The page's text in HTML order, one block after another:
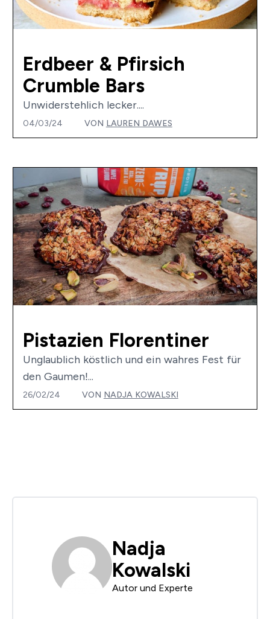
Erdbeer & Pfirsich
Crumble Bars
Unwiderstehlich lecker....
04/03/24 VON LAUREN DAWES
Pistazien Florentiner
Unglaublich köstlich und ein wahres Fest für
den Gaumen!...
26/02/24 VON NADJA KOWALSKI
Nadja
Kowalski
Autor und Experte